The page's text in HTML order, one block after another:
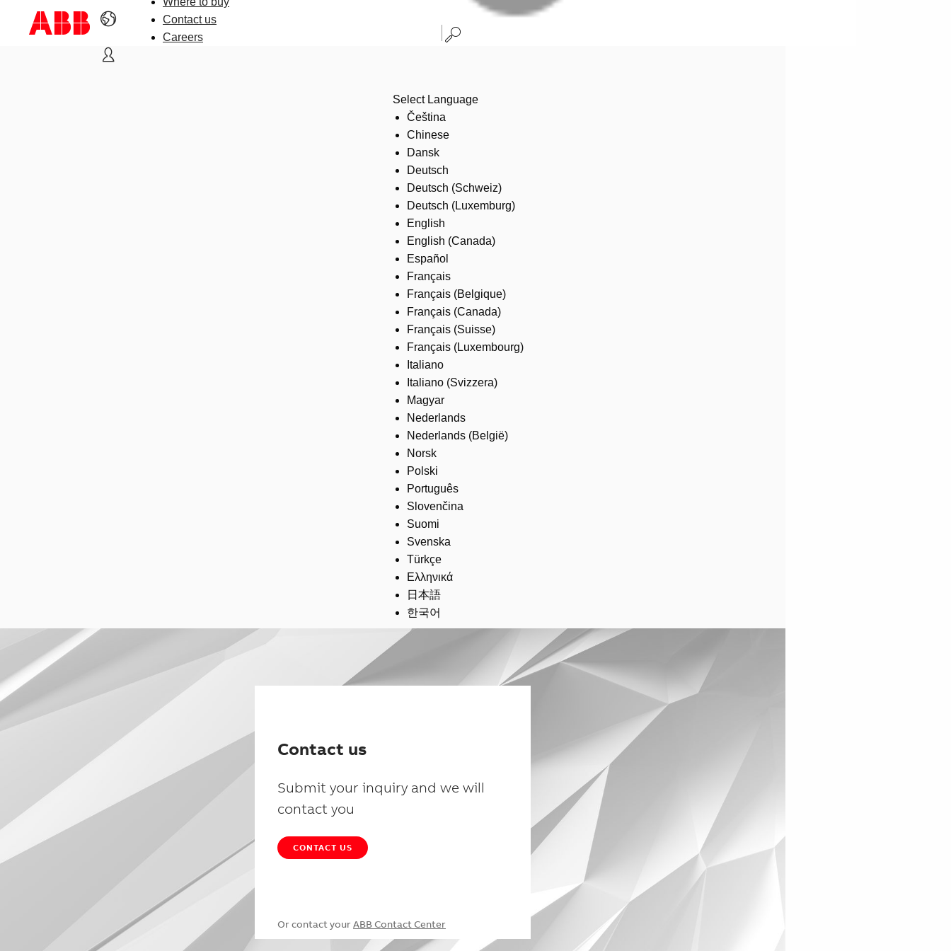
Contact us
Careers
Select Language
Čeština
Chinese
Dansk
Deutsch
Deutsch (Schweiz)
Deutsch (Luxemburg)
English
English (Canada)
Español
Français
Français (Belgique)
Français (Canada)
Français (Suisse)
Français (Luxembourg)
Italiano
Italiano (Svizzera)
Magyar
Nederlands
Nederlands (België)
Norsk
Polski
Português
Slovenčina
Suomi
Svenska
Türkçe
Ελληνικά
日本語
한국어
Contact us
Submit your inquiry and we will
contact you
CONTACT US
Or contact your ABB Contact Center